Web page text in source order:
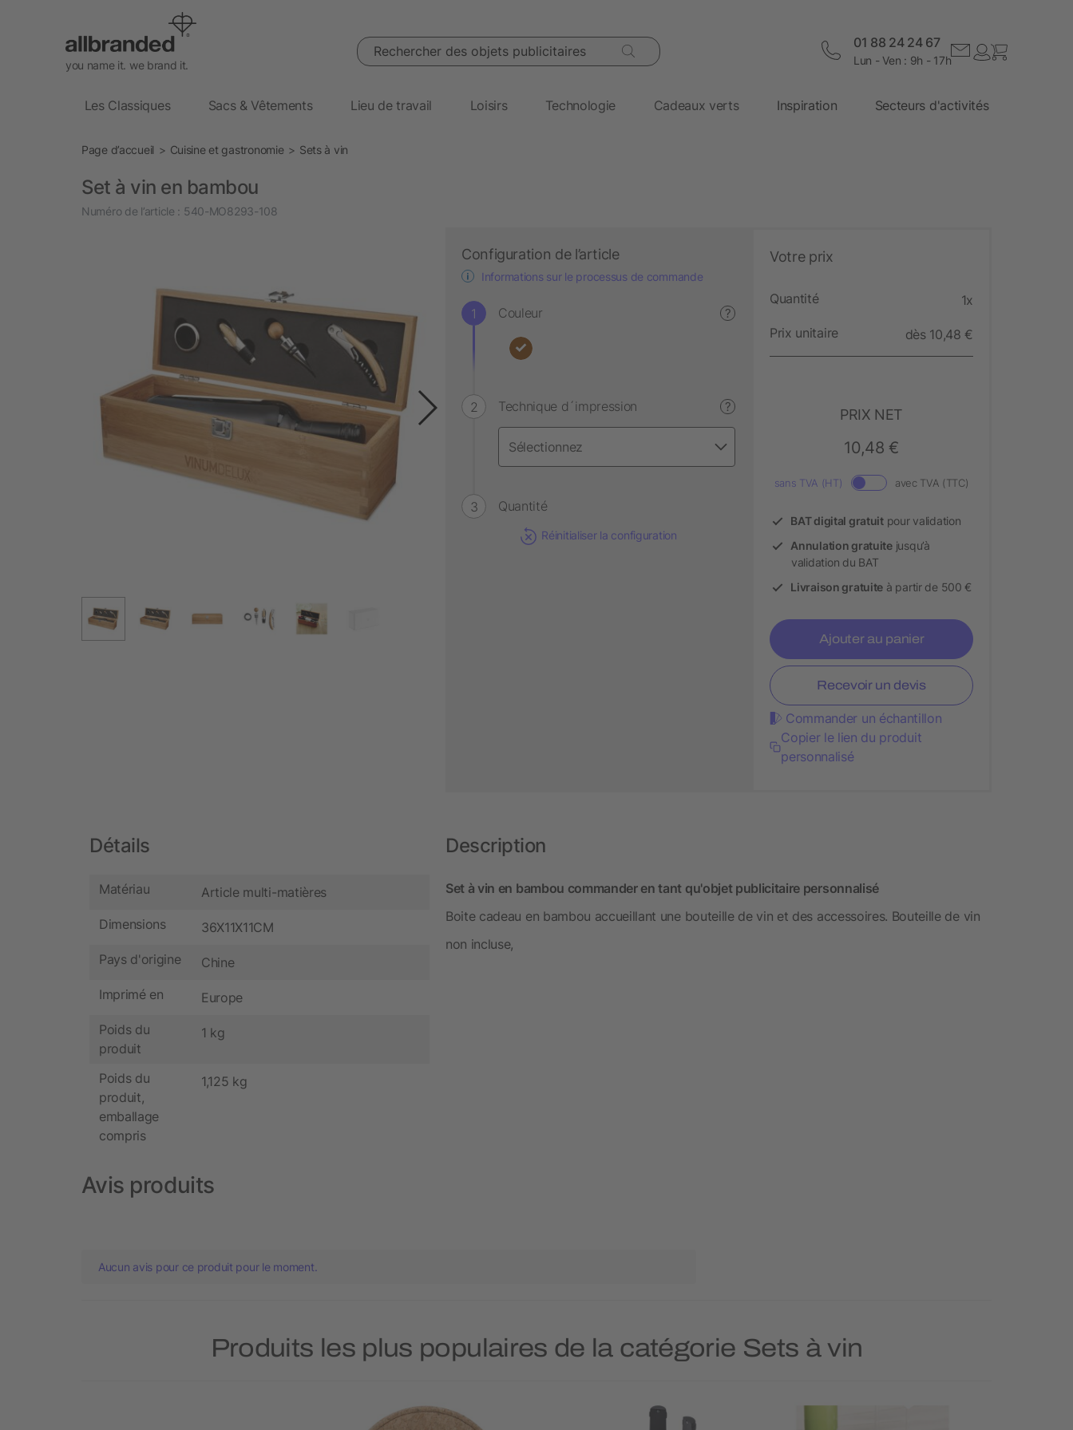
you name it. we brand it.
Rechercher des objets publicitaires 01 88 24 24 67
Lun - Ven : 9h - 17h
Les Classiques Sacs & Vêtements Lieu de travail Loisirs Technologie Cadeaux verts Inspiration Secteurs d'activités
Page d’accueil Cuisine et gastronomie Sets à vin
Set à vin en bambou
Numéro de l’article : 540-MO8293-108
Configuration de l’article
Informations sur le processus de commande
Couleur ?
Technique d´impression ?
Quantité
Réinitialiser la configuration
Votre prix
Quantité 1x
Prix unitaire dès 10,48 €
PRIX NET
10,48 €
sans TVA (HT) avec TVA (TTC)
BAT digital gratuitpour validation
Annulation gratuitejusqu’à
validation du BAT
Livraison gratuite à partir de 500 €
Ajouter au panier
Recevoir un devis
Commander un échantillon
Copier le lien du produit
personnalisé
Détails
Matériau Article multi-matières
Dimensions 36X11X11CM
Pays d'origine Chine
Imprimé en Europe
Poids du
produit
1 kg
Poids du
produit,
emballage
compris
1,125 kg
Description
Set à vin en bambou commander en tant qu'objet publicitaire personnalisé
Boite cadeau en bambou accueillant une bouteille de vin et des accessoires. Bouteille de vin
non incluse,
Avis produits
Aucun avis pour ce produit pour le moment.
Produits les plus populaires de la catégorie Sets à vin